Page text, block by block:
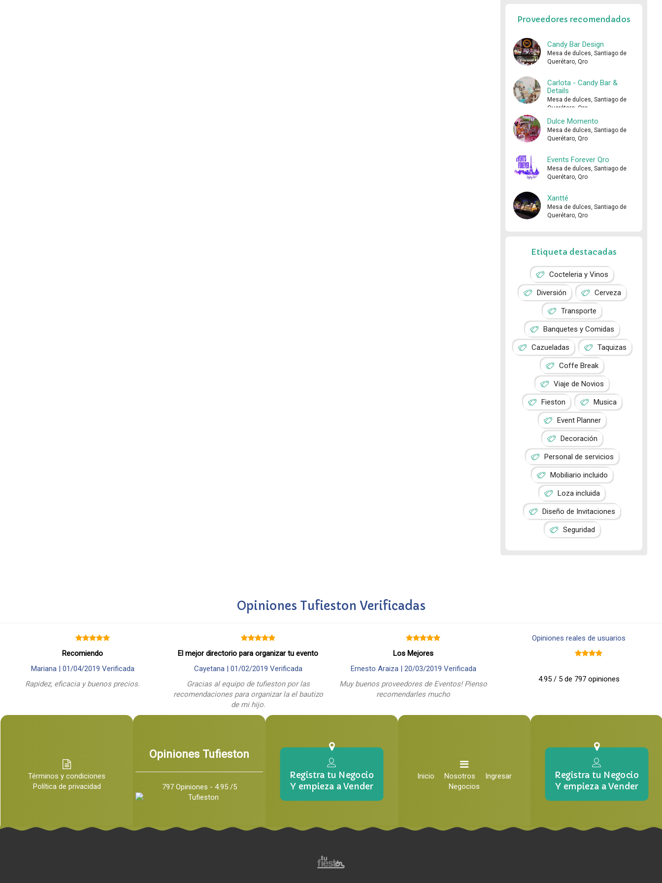
Proveedores recomendados
Candy Bar Design
Mesa de dulces, Santiago de
Querétaro, Qro
Carlota - Candy Bar &
Details
Mesa de dulces, Santiago de
Querétaro, Qro
Dulce Momento
Mesa de dulces, Santiago de
Querétaro, Qro
Events Forever Qro
Mesa de dulces, Santiago de
Querétaro, Qro
Xantté
Mesa de dulces, Santiago de
Querétaro, Qro
Etiqueta destacadas
Cocteleria y Vinos
Diversión Cerveza
Transporte
Banquetes y Comidas
Cazueladas Taquizas
Coffe Break
Viaje de Novios
Fieston Musica
Event Planner
Decoración
Personal de servicios
Mobiliario incluido
Loza incluida
Diseño de Invitaciones
Seguridad
Opiniones Tufieston Verificadas
Recomiendo
Mariana | 01/04/2019 Verificada
Rapidez, eficacia y buenos precios.
El mejor directorio para organizar tu evento
Cayetana | 01/02/2019 Verificada
Gracias al equipo de tufieston por las
recomendaciones para organizar la el bautizo
de mi hijo.
Los Mejores
Ernesto Araiza | 20/03/2019 Verificada
Muy buenos proveedores de Eventos! Pienso
recomendarles mucho
Opiniones reales de usuarios
4.95 / 5 de 797 opiniones
Términos y condiciones
Política de privacidad
Opiniones Tufieston
797 Opiniones - 4.95 /5
Registra tu Negocio
Y empieza a Vender
Inicio Nosotros
Ingresar
Negocios
Registra tu Negocio
Y empieza a Vender